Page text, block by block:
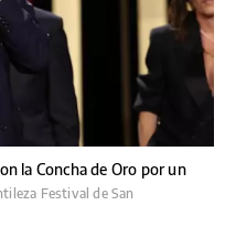
la Concha de Oro por un
Festival de San